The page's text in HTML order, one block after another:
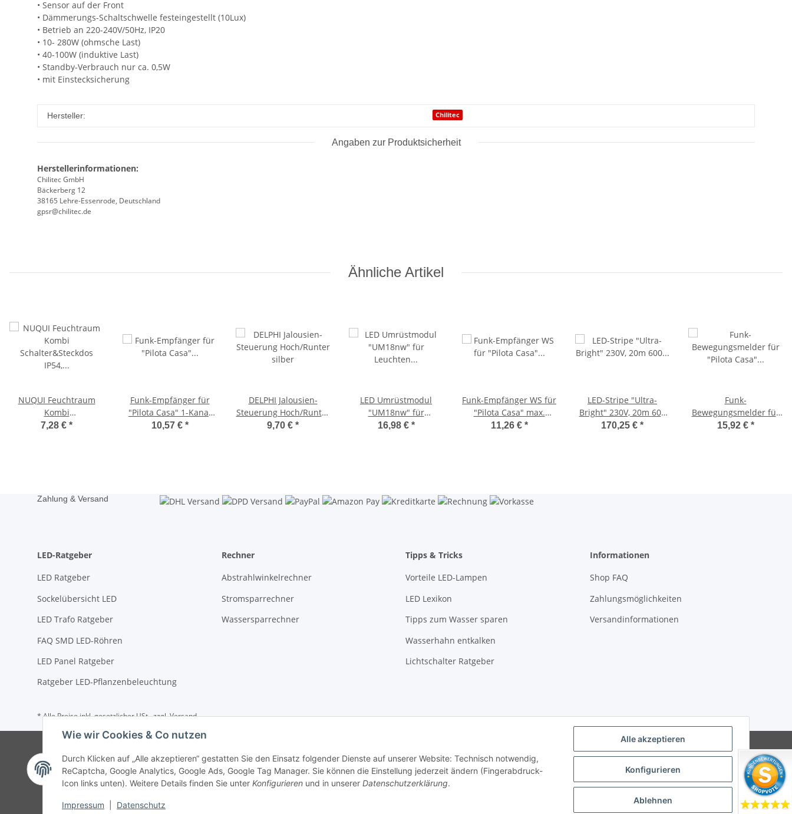
• Sensor auf der Front
• Dämmerungs-Schaltschwelle festeingestellt (10Lux)
• Betrieb an 220-240V/50Hz, IP20
• 10- 280W (ohmsche Last)
• 40-100W (induktive Last)
• Standby-Verbrauch nur ca. 0,5W
• mit Einstecksicherung
Hersteller: Chilitec
Angaben zur Produktsicherheit
Herstellerinformationen:
Chilitec GmbH
Bäckerberg 12
38165 Lehre-Essenrode, Deutschland
gpsr@chilitec.de
Ähnliche Artikel
NUQUI Feuchtraum
Kombi
Schalter&Steckdos IP54,
7,28 € *
Funk-Empfänger für
"Pilota Casa" 1-Kanal
max. 2300W, ERSETZT
10,57 € *
DELPHI Jalousien-
Steuerung Hoch/Runter
silber
9,70 € *
LED Umrüstmodul
"UM18nw" für
Leuchten Ø180mm,
16,98 € *
Funk-Empfänger WS für
"Pilota Casa" max.
2300W, ERGÄNZT einen
11,26 € *
LED-Stripe "Ultra-
Bright" 230V, 20m 600
Lumen/Meter,
170,25 € *
Funk-
Bewegungsmelder für
"Pilota Casa" IP20,
15,92 € *
Zahlung & Versand
LED-Ratgeber
LED Ratgeber
Sockelübersicht LED
LED Trafo Ratgeber
FAQ SMD LED-Röhren
LED Panel Ratgeber
Ratgeber LED-Pflanzenbeleuchtung
Rechner
Abstrahlwinkelrechner
Stromsparrechner
Wassersparrechner
Tipps & Tricks
Vorteile LED-Lampen
LED Lexikon
Tipps zum Wasser sparen
Wasserhahn entkalken
Lichtschalter Ratgeber
Informationen
Shop FAQ
Zahlungsmöglichkeiten
Versandinformationen
* Alle Preise inkl. gesetzlicher USt., zzgl.Versand
AGB
Datenschutz
Wie wir Cookies & Co nutzen
Durch Klicken auf „Alle akzeptieren“ gestatten Sie den Einsatz folgender Dienste auf unserer Website: Technisch notwendig,
ReCaptcha, Google Analytics, Google Ads, Google Tag Manager. Sie können die Einstellung jederzeit ändern (Fingerabdruck-
Icon links unten). Weitere Details finden Sie unter Konfigurieren und in unserer Datenschutzerklärung.
Impressum Datenschutz
Alle akzeptieren
Konfigurieren
Ablehnen